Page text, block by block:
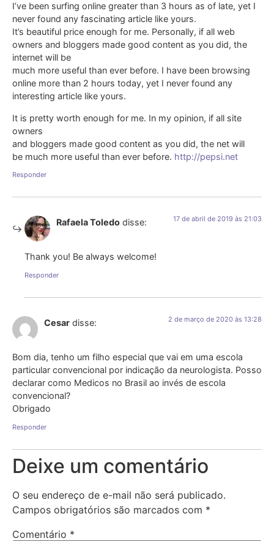
I’ve been surfing online greater than 3 hours as of late, yet I
never found any fascinating article like yours.
It’s beautiful price enough for me. Personally, if all web
owners and bloggers made good content as you did, the
internet will be
much more useful than ever before. I have been browsing
online more than 2 hours today, yet I never found any
interesting article like yours.
It is pretty worth enough for me. In my opinion, if all site
owners
and bloggers made good content as you did, the net will
be much more useful than ever before. http://pepsi.net
Responder
Rafaela Toledo disse: 17 de abril de 2019 às 21:03
Thank you! Be always welcome!
Responder
Cesar disse: 2 de março de 2020 às 13:28
Bom dia, tenho um filho especial que vai em uma escola
particular convencional por indicação da neurologista. Posso
declarar como Medicos no Brasil ao invés de escola
convencional?
Obrigado
Responder
Deixe um comentário
O seu endereço de e-mail não será publicado.
Campos obrigatórios são marcados com *
Comentário *